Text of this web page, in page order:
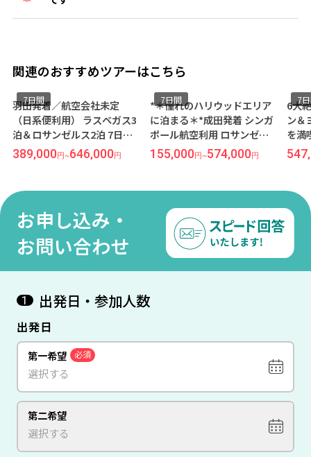
関連のおすすめツアーはこちら
羽田発着／航空会社未定
（日系便利用） ラスベガス3
泊＆ロサンゼルス2泊 7日間
『ベラージオ』&『シェラト
ングランド』指定
7日間
389,000円~646,000円
*＊憧れのハリウッドエリア
に泊まる＊*成田発着 シンガ
ポール航空利用 ロサンゼル
ス7日間『ハリウッドヒスト
リック ホテル』指定
7日間
155,000円~574,000円
6大
ン＆
を満
経由
便
ンフ
『パ
ン
7
お申し込み・
お問い合わせ
1 出発日・参加人数
出発日
第一希望 必須
第二希望